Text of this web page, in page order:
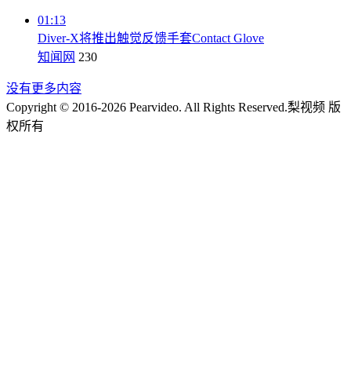
01:13
Diver-X将推出触觉反馈手套Contact Glove
知闻网 230
没有更多内容
Copyright © 2016-2026 Pearvideo. All Rights Reserved.梨视频 版
权所有